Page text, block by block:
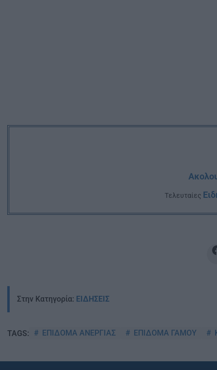
Tελευταίες
Στην Κατηγορία: ΕΙΔΗΣΕΙΣ
TAGS: ΕΠΙΔΟΜΑ ΑΝΕΡΓΙΑΣ ΕΠΙΔΟΜΑ ΓΑΜΟΥ